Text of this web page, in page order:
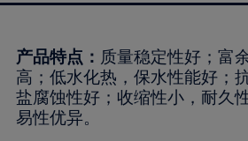
产品特点： 质量稳定性好；富
高；低水化热，保水性能好；
盐腐蚀性好；收缩性小，耐久
易性优异。